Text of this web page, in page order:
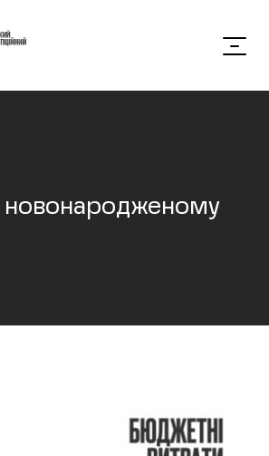
новонародженому